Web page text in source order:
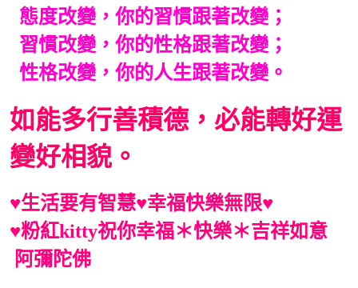
態度改變，你的習慣跟著改變；
習慣改變，你的性格跟著改變；
性格改變，你的人生跟著改變。
如能多行善積德，必能轉好運
變好相貌。
♥生活要有智慧♥幸福快樂無限♥
♥粉紅kitty祝你幸福＊快樂＊吉祥如意
阿彌陀佛